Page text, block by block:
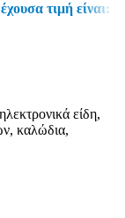
τιμή είναι:
είδη,
καλώδια,